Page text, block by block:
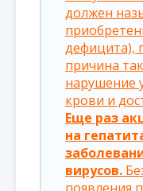
должен
дефицита),
причина
нарушение
крови и
Еще раз
на
вирусов.